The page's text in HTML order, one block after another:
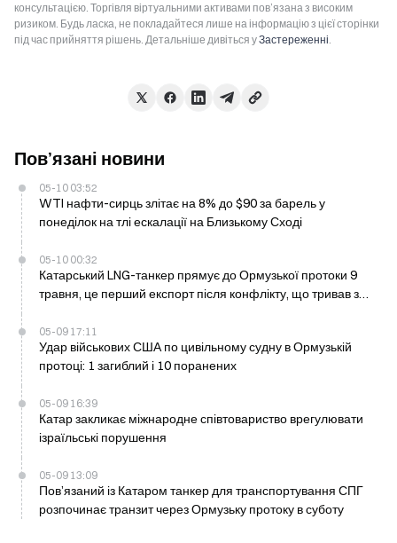
консультацією. Торгівля віртуальними активами пов’язана з високим
ризиком. Будь ласка, не покладайтеся лише на інформацію з цієї сторінки
під час прийняття рішень. Детальніше дивіться уЗастереженні.
Пов’язані новини
05-10 03:52
WTI нафти-сирць злітає на 8% до $90 за барель у
понеділок на тлі ескалації на Близькому Сході
05-10 00:32
Катарський LNG-танкер прямує до Ормузької протоки 9
травня, це перший експорт після конфлікту, що тривав з
05-09 17:11
Удар військових США по цивільному судну в Ормузькій
протоці: 1 загиблий і 10 поранених
05-09 16:39
Катар закликає міжнародне співтовариство врегулювати
ізраїльські порушення
05-09 13:09
Пов’язаний із Катаром танкер для транспортування СПГ
розпочинає транзит через Ормузьку протоку в суботу